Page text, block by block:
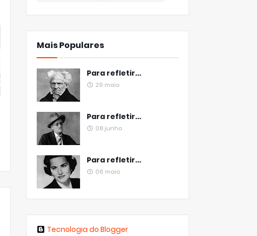
Mais Populares
Para refletir...
29 maio
Para refletir...
08 junho
Para refletir...
06 maio
Tecnologia do Blogger